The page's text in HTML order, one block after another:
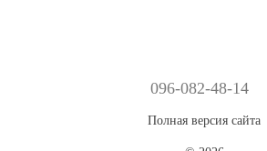
096-082-48-14
Полная версия сайта